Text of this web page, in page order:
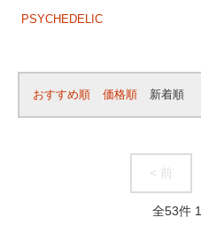
PSYCHEDELIC
おすすめ順 価格順 新着順
< 前
全53件 1